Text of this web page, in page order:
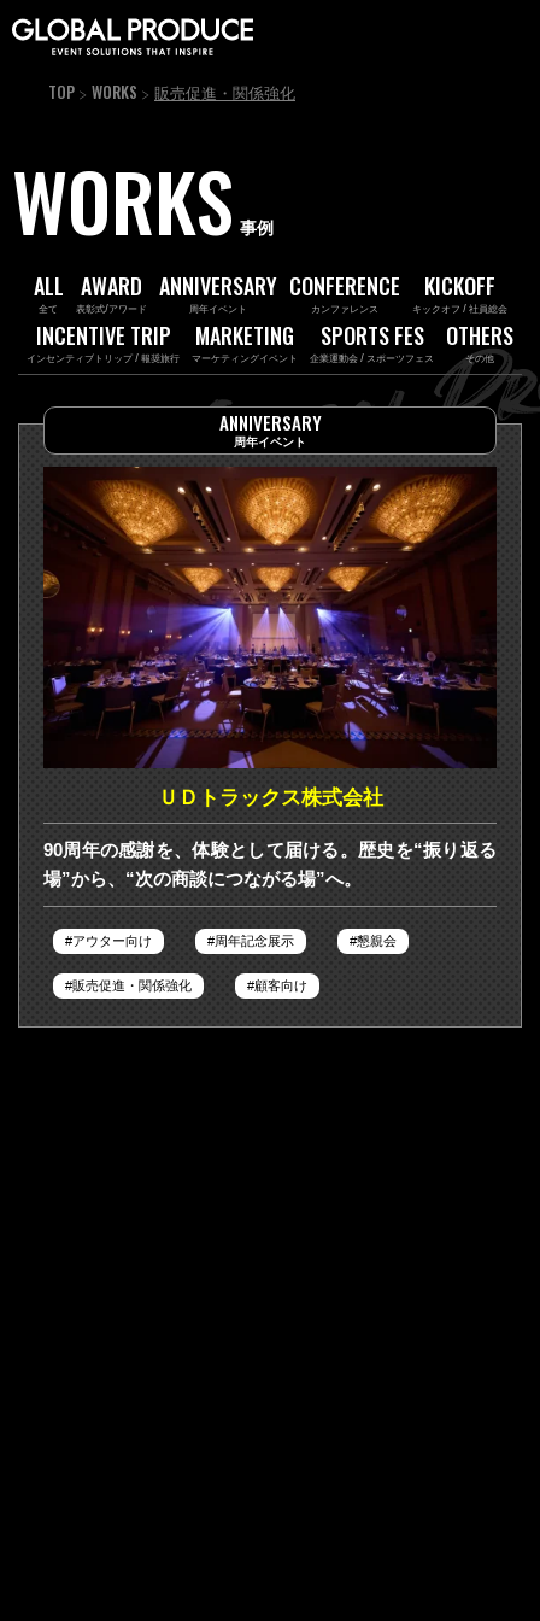
TOP WORKS 販売促進・関係強化
WORKS 事例
ALL
全て
AWARD
表彰式/アワード
ANNIVERSARY
周年イベント
CONFERENCE
カンファレンス
KICKOFF
キックオフ / 社員総会
INCENTIVE TRIP
インセンティブトリップ / 報奨旅行
MARKETING
マーケティングイベント
SPORTS FES
企業運動会 / スポーツフェス
OTHERS
その他
ＵＤトラックス株式会社
90周年の感謝を、体験として届ける。歴史を“振り返る
場”から、“次の商談につながる場”へ。
ANNIVERSARY
周年イベント
アウター向け 周年記念展示 懇親会
販売促進・関係強化 顧客向け